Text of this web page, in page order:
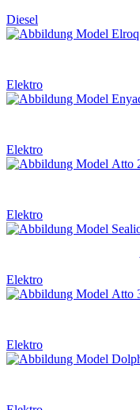
Diesel
Elektro
Elektro
Elektro
Elektro
Elektro